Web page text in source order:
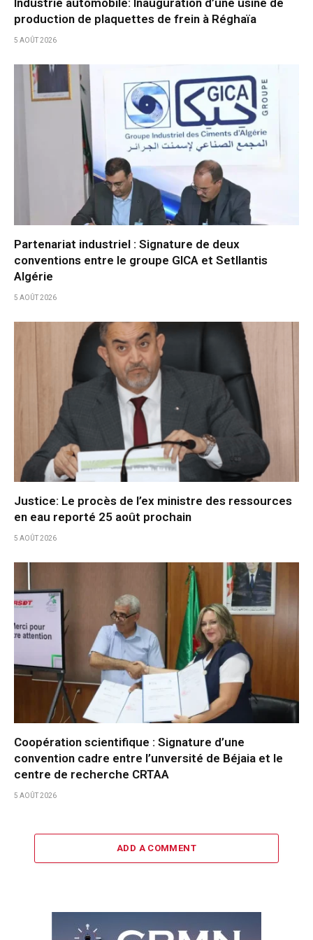
Industrie automobile: Inauguration d’une usine de
production de plaquettes de frein à Réghaïa
5 AOÛT 2026
Partenariat industriel : Signature de deux
conventions entre le groupe GICA et Setllantis
Algérie
5 AOÛT 2026
Justice: Le procès de l’ex ministre des ressources
en eau reporté 25 août prochain
5 AOÛT 2026
Coopération scientifique : Signature d’une
convention cadre entre l’unversité de Béjaia et le
centre de recherche CRTAA
5 AOÛT 2026
ADD A COMMENT